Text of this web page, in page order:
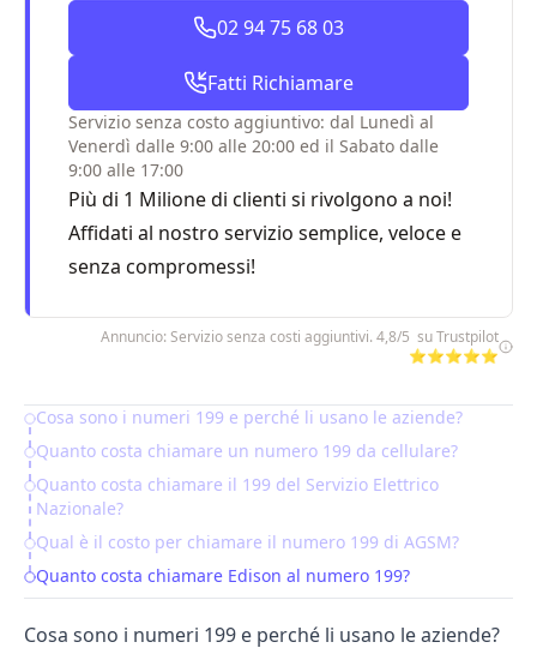
02 94 75 68 03
Fatti Richiamare
Servizio senza costo aggiuntivo: dal Lunedì al
Venerdì dalle 9:00 alle 20:00 ed il Sabato dalle
9:00 alle 17:00
Più di 1 Milione di clienti si rivolgono a noi!
Affidati al nostro servizio semplice, veloce e
senza compromessi!
Annuncio: Servizio senza costi aggiuntivi. 4,8/5 su Trustpilot
⭐⭐⭐⭐⭐
Table of Contents
Cosa sono i numeri 199 e perché li usano le aziende?
Quanto costa chiamare un numero 199 da cellulare?
Quanto costa chiamare il 199 del Servizio Elettrico
Nazionale?
Qual è il costo per chiamare il numero 199 di AGSM?
Quanto costa chiamare Edison al numero 199?
Cosa sono i numeri 199 e perché li usano le aziende?